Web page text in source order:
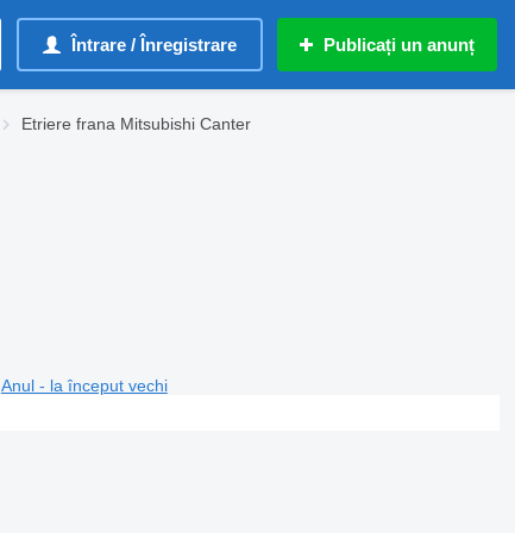
Întrare / Înregistrare Publicați un anunț
Etriere frana Mitsubishi Canter
Anul - la început vechi